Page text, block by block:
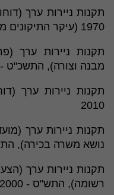
תקנות ניירות ערך
1970 (עיקר התיקונים מתמקדים בתקנות אלו)
תקנות ניירות ערך
מבנה וצורה), התשכ"ט - 1969
תקנות ניירות ערך
2010
תקנות ניירות ערך
נושא משרה בכירה),
תקנות ניירות ערך
רשומה), התש"ס - 2000